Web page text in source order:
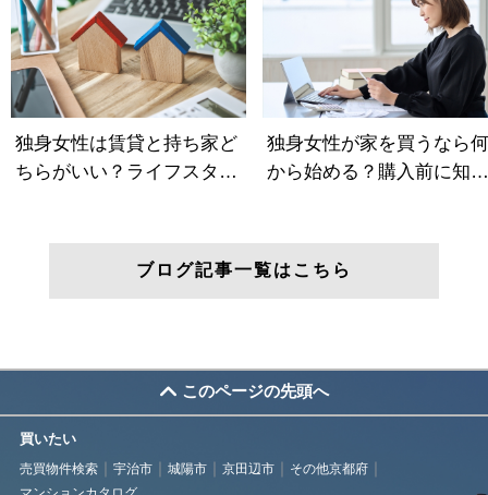
ブログ記事一覧はこちら
このページの先頭へ
買いたい
売買物件検索 宇治市 城陽市 京田辺市
その他京都府